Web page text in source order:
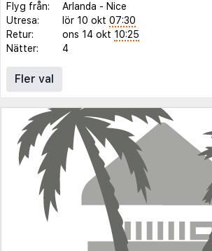
Flyg från: Arlanda - Nice
Utresa:
lör 10 okt 07:30
Retur:
ons 14 okt 10:25
Nätter:
4
Fler val